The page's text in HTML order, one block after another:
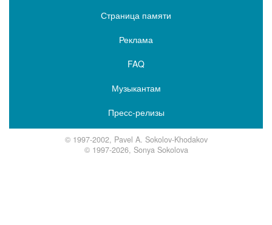
Страница памяти
Реклама
FAQ
Музыкантам
Пресс-релизы
© 1997-2002, Pavel A. Sokolov-Khodakov
© 1997-2026, Sonya Sokolova